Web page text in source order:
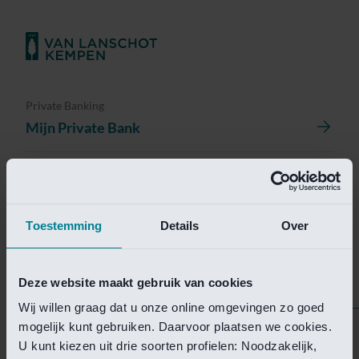
Toestemming Details Over
Deze website maakt gebruik van cookies
Wij willen graag dat u onze online omgevingen zo goed
mogelijk kunt gebruiken. Daarvoor plaatsen we cookies.
U kunt kiezen uit drie soorten profielen: Noodzakelijk,
Private Banking
Mijn Private Bank
Helaas is deze pagina